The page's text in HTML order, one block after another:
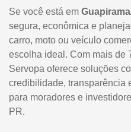
Se você está em
segura, econômica e
carro, moto ou veículo
escolha ideal. Com mais de
Servopa oferece soluções
credibilidade, transparência
para moradores e
PR.